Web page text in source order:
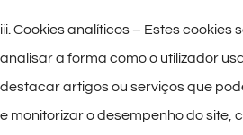
iii. Cookies analíticos – Estes cookies
analisar a forma como o utilizador
destacar artigos ou serviços que
e monitorizar o desempenho do site,